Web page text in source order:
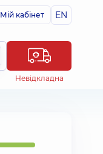
Мій кабінет EN
Невідкладна